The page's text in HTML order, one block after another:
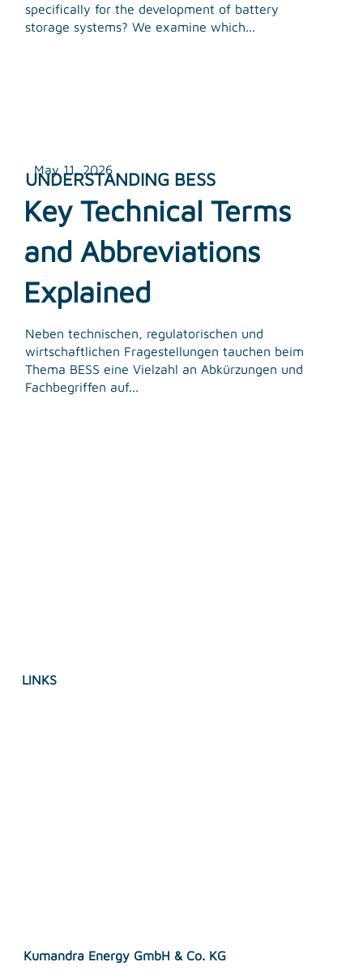
specifically for the development of battery
storage systems? We examine which...
UNDERSTANDING BESS
Key Technical Terms
and Abbreviations
Explained
Neben technischen, regulatorischen und
wirtschaftlichen Fragestellungen tauchen beim
Thema BESS eine Vielzahl an Abkürzungen und
Fachbegriffen auf...
May 11, 2026
Kumandra Energy GmbH & Co. KG
LINKS